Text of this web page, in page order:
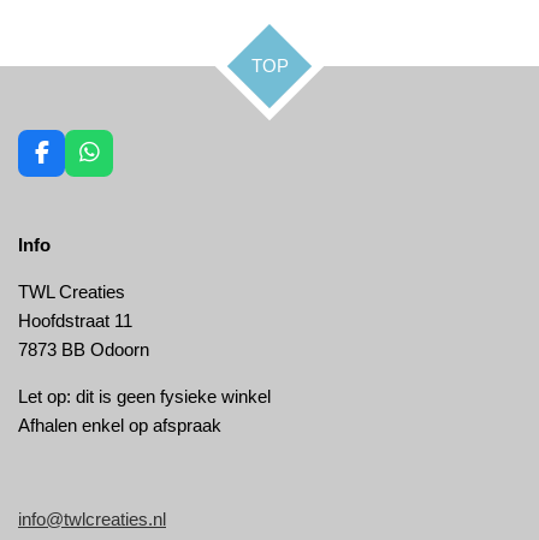
TOP
F
a
b
o
k
W
h
p
p
Info
TWL Creaties
Hoofdstraat 11
7873 BB Odoorn
Let op: dit is geen fysieke winkel
Afhalen enkel op afspraak
info@twlcreaties.nl